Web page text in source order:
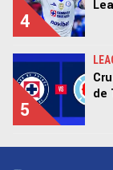
4
5
de